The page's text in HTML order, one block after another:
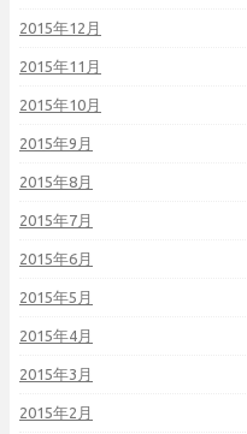
2015年12月
2015年11月
2015年10月
2015年9月
2015年8月
2015年7月
2015年6月
2015年5月
2015年4月
2015年3月
2015年2月